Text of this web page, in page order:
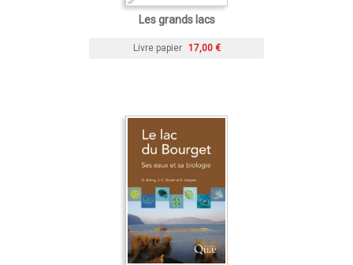
Les grands lacs
Livre papier 17,00 €